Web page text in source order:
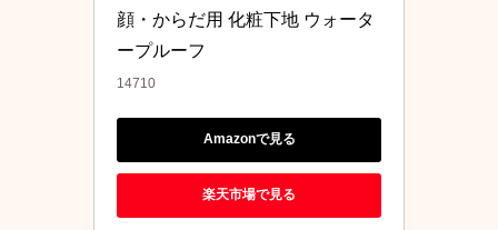
顔・からだ用 化粧下地 ウォータ
ープルーフ
14710
Amazonで見る
楽天市場で見る